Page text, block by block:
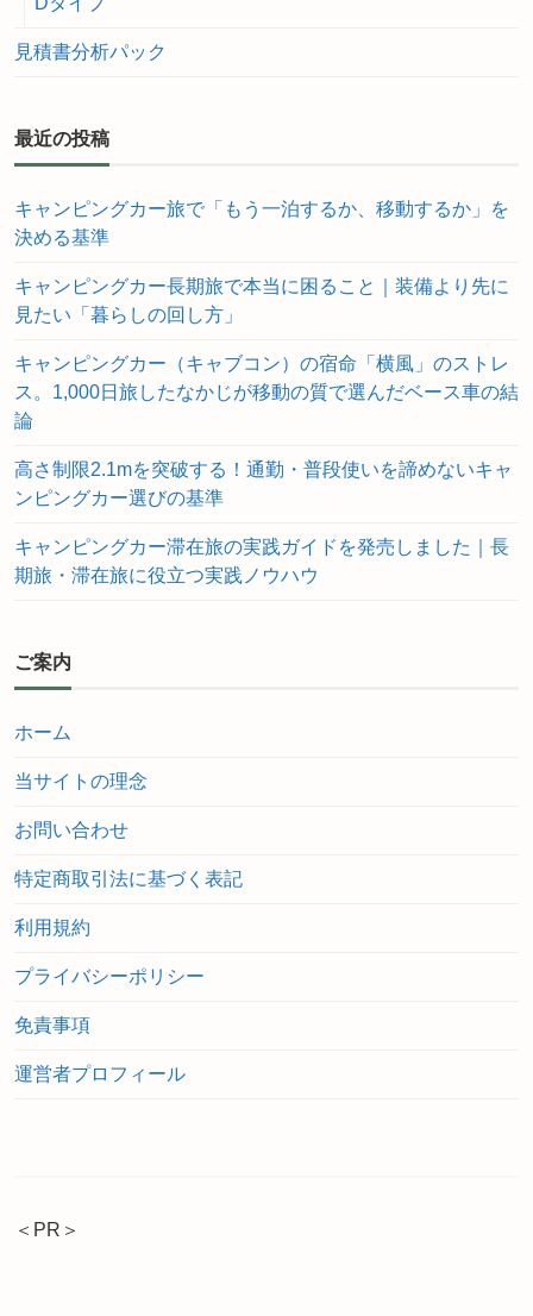
見積書分析パック
最近の投稿
キャンピングカー旅で「もう一泊するか、移動するか」を
決める基準
キャンピングカー長期旅で本当に困ること｜装備より先に
見たい「暮らしの回し方」
キャンピングカー（キャブコン）の宿命「横風」のストレ
ス。1,000日旅したなかじが移動の質で選んだベース車の結
論
高さ制限2.1mを突破する！通勤・普段使いを諦めないキャ
ンピングカー選びの基準
キャンピングカー滞在旅の実践ガイドを発売しました｜長
期旅・滞在旅に役立つ実践ノウハウ
ご案内
ホーム
当サイトの理念
お問い合わせ
特定商取引法に基づく表記
利用規約
プライバシーポリシー
免責事項
運営者プロフィール
＜PR＞